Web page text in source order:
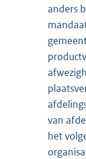
anders
van
het